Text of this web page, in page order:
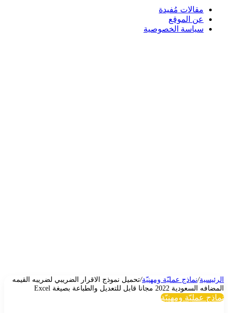
مقالات مُفيدة
عن الموقع
سياسة الخصوصية
الرئيسية/نماذج عمليّة ومهنيّة/تحميل نموذج الاقرار الضريبي لضريبه القيمه
المضافه السعودية 2022 مجانا قابل للتعديل والطباعة بصيغة Excel
نماذج عمليّة ومهنيّة